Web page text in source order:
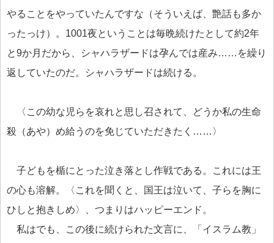
やることをやっていたんですな（そういえば、艶話も多か
ったっけ）。1001夜ということは毎晩続けたとして約2年
と9か月だから、シャハラザードは孕んでは産み……を繰り
返していたのだ。シャハラザードは続ける。
〈この幼な児らを哀れと思し召されて、どうか私の生命
殺（あや）め給うのを免じていただきたく……〉
子どもを楯にとった泣き落とし作戦である。これには王
の心も溶解。〈これを聞くと、国王は泣いて、子らを胸に
ひしと抱きしめ〉、つまりはハッピーエンド。
私はでも、この後に続けられた文言に、「イスラム教」